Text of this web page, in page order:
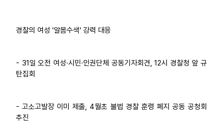
경찰의 여성 '알몸수색' 강력 대응
- 31일 오전 여성·시민·인권단체 공동기자회견, 12시 경찰청 앞 규
탄집회
- 고소고발장 이미 제출, 4월초 불법 경찰 훈령 폐지 공동 공청회
추진